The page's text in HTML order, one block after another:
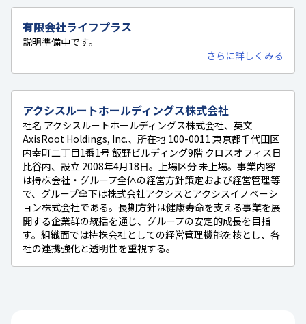
有限会社ライフプラス
説明準備中です。
さらに詳しくみる
アクシスルートホールディングス株式会社
社名 アクシスルートホールディングス株式会社、英文
AxisRoot Holdings, Inc.、所在地 100-0011 東京都千代田区
内幸町二丁目1番1号 飯野ビルディング9階 クロスオフィス日
比谷内、設立 2008年4月18日。上場区分 未上場。事業内容
は持株会社・グループ全体の経営方針策定および経営管理等
で、グループ傘下は株式会社アクシスとアクシスイノベーシ
ョン株式会社である。長期方針は健康寿命を支える事業を展
開する企業群の統括を通じ、グループの安定的成長を目指
す。組織面では持株会社としての経営管理機能を核とし、各
社の連携強化と透明性を重視する。